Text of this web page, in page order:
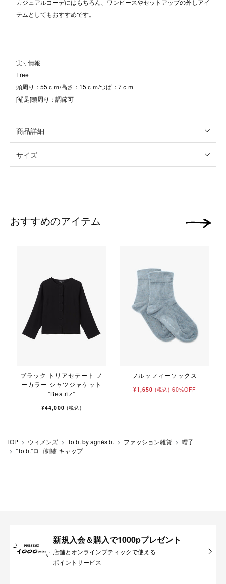
カジュアルコーデにはもちろん、ワンピースやセットアップの外しアイ
テムとしてもおすすめです。
実寸情報
Free
頭周り：55ｃｍ/高さ：15ｃｍ/つば：7ｃｍ
[補足]頭周り：調節可
商品詳細
サイズ
おすすめのアイテム
ブラック トリアセテート ノ
ーカラー シャツジャケット
"Beatriz"
¥44,000 (税込)
フルッフィーソックス
¥1,650 (税込) 60%OFF
次の画像
TOP ウィメンズ To b. by agnès b. ファッション雑貨
帽子
"To b."ロゴ刺繍 キャップ
新規入会＆購入で1000pプレゼント
店舗とオンラインブティックで使える
ポイントサービス